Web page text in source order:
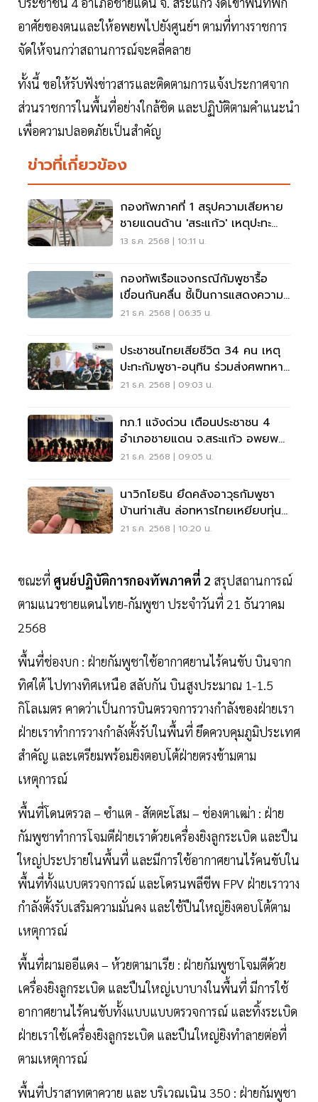
อาศัยของตนและให้อพยพไปยังศูนย์ฯ ตามที่ทางราชการ
จัดให้จนกว่าสถานการณ์จะคลี่คลาย
ทั้งนี้ ขอให้รับฟังข่าวสารและติดตามการแจ้งประกาศจาก
ส่วนราชการในพื้นที่อย่างใกล้ชิด และปฏิบัติตามคำแนะนำ
เพื่อความปลอดภัยเป็นสำคัญ
ข่าวที่เกี่ยวข้อง
กองทัพภาคที่ 1 สรุปความเสียหาย
ชายแดนด้าน 'สระแก้ว' เหตุปะทะ
ไทย-กัมพูชา
13 ธ.ค. 2568 | 10:11 น.
กองทัพเรือแจงกรณีกัมพูชารื้อ
เขื่อนกันคลื่น ชี้เป็นการแสดงความ
กังวล ไม่ใช่การยื่นข้อเรียกร้อง
21 ธ.ค. 2568 | 06:35 น.
ประชาชนไทยเสียชีวิต 34 คน เหตุ
ปะทะกัมพูชา-อนุทิน ร่วมส่งศพทหาร
กล้า จ.สุรินทร์
21 ธ.ค. 2568 | 09:03 น.
ทภ.1 แจ้งด่วน เตือนประชาชน 4
อำเภอชายแดน จ.สระแก้ว อพยพ
เข้าศูนย์พักพิง
21 ธ.ค. 2568 | 09:05 น.
นาวิกโยธิน ยึดคลังอาวุธกัมพูชา
บ้านท่าเส้น ล่อทหารไทยเหยียบทุ่น
ระเบิด
21 ธ.ค. 2568 | 10:20 น.
ขณะที่ ศูนย์ปฏิบัติการกองทัพภาคที่ 2 สรุปสถานการณ์
ตามแนวชายแดนไทย-กัมพูชา ประจำวันที่ 21 ธันวาคม
2568
พื้นที่ช่องบก : ฝ่ายกัมพูชาใช้อากาศยานไร้คนขับ บินจาก
ทิศใต้ ไปทางทิศเหนือ สลับกัน บินสูงประมาณ 1-1.5
กิโลเมตร คาดว่าเป็นการบินตรวจการวางกำลังของฝ่ายเรา
ฝ่ายเราทำการวางกำลังตั้งรับในพื้นที่ ยึดควบคุมภูมิประเทศ
สำคัญ และเตรียมพร้อมยิงตอบโต้ฝ่ายตรงข้ามตาม
เหตุการณ์
พื้นที่โดนตรวล – ซำแต - สัตตะโสม – ช่องตาเฒ่า : ฝ่าย
กัมพูชาทำการโจมตีฝ่ายเราด้วยเครื่องยิงลูกระเบิด และปืน
ใหญ่ประปรายในพื้นที่ และมีการใช้อากาศยานไร้คนขับใน
พื้นที่ทั้งแบบตรวจการณ์ และโดรนพลีชีพ FPV ฝ่ายเราวาง
กำลังตั้งรับเสริมความมั่นคง และใช้ปืนใหญ่ยิงตอบโต้ตาม
เหตุการณ์
พื้นที่ผามออีแดง – ห้วยตามาเรีย : ฝ่ายกัมพูชาโจมตีด้วย
เครื่องยิงลูกระเบิด และปืนใหญ่เบาบางในพื้นที่ มีการใช้
อากาศยานไร้คนขับทั้งแบบแบบตรวจการณ์ และทิ้งระเบิด
ฝ่ายเราใช้เครื่องยิงลูกระเบิด และปืนใหญ่ยิงทำลายต่อที่
ตามเหตุการณ์
พื้นที่ปราสาทตาควาย และ บริเวณเนิน 350 : ฝ่ายกัมพูชา